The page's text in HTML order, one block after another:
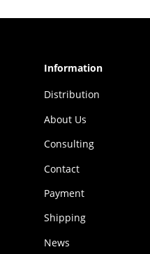
Information
Distribution
About Us
Consulting
Contact
Payment
Shipping
News